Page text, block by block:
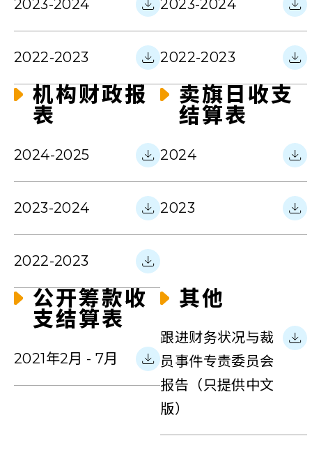
2023-2024
2022-2023
2023-2024
2022-2023
机构财政报
表
2024-2025
2023-2024
2022-2023
卖旗日收支
结算表
2024
2023
公开筹款收
支结算表
2021年2月 - 7月
其他
跟进财务状况与裁
员事件专责委员会
报告（​只提供中文
版）
曲/编曲：郭盖愆 监制：谭子舜